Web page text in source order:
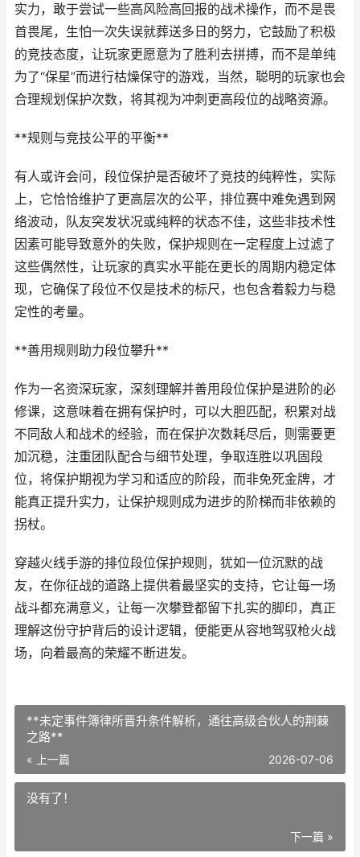
实力，敢于尝试一些高风险高回报的战术操作，而不是畏
首畏尾，生怕一次失误就葬送多日的努力，它鼓励了积极
的竞技态度，让玩家更愿意为了胜利去拼搏，而不是单纯
为了“保星”而进行枯燥保守的游戏，当然，聪明的玩家也会
合理规划保护次数，将其视为冲刺更高段位的战略资源。
**规则与竞技公平的平衡**
有人或许会问，段位保护是否破坏了竞技的纯粹性，实际
上，它恰恰维护了更高层次的公平，排位赛中难免遇到网
络波动，队友突发状况或纯粹的状态不佳，这些非技术性
因素可能导致意外的失败，保护规则在一定程度上过滤了
这些偶然性，让玩家的真实水平能在更长的周期内稳定体
现，它确保了段位不仅是技术的标尺，也包含着毅力与稳
定性的考量。
**善用规则助力段位攀升**
作为一名资深玩家，深刻理解并善用段位保护是进阶的必
修课，这意味着在拥有保护时，可以大胆匹配，积累对战
不同敌人和战术的经验，而在保护次数耗尽后，则需要更
加沉稳，注重团队配合与细节处理，争取连胜以巩固段
位，将保护期视为学习和适应的阶段，而非免死金牌，才
能真正提升实力，让保护规则成为进步的阶梯而非依赖的
拐杖。
穿越火线手游的排位段位保护规则，犹如一位沉默的战
友，在你征战的道路上提供着最坚实的支持，它让每一场
战斗都充满意义，让每一次攀登都留下扎实的脚印，真正
理解这份守护背后的设计逻辑，便能更从容地驾驭枪火战
场，向着最高的荣耀不断进发。
**未定事件簿律所晋升条件解析，通往高级合伙人的荆棘
之路**
« 上一篇 2026-07-06
没有了！
下一篇 »